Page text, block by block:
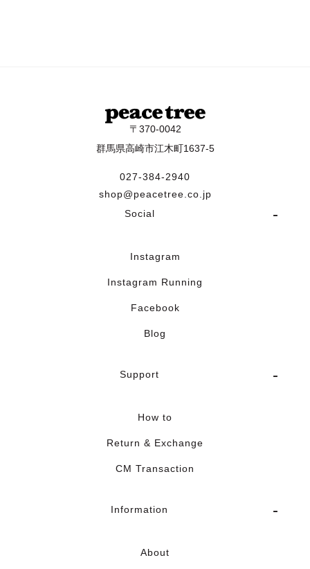
〒370-0042
群馬県高崎市江木町1637-5
027-384-2940
shop@peacetree.co.jp
Social
Instagram
Instagram Running
Facebook
Blog
Support
How to
Return & Exchange
CM Transaction
Information
About